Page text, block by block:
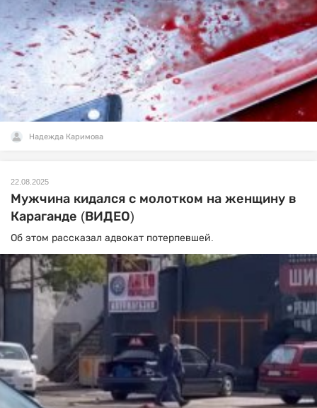
Надежда Каримова
22.08.2025
Мужчина кидался с молотком на женщину в
Караганде (ВИДЕО)
Об этом рассказал адвокат потерпевшей.